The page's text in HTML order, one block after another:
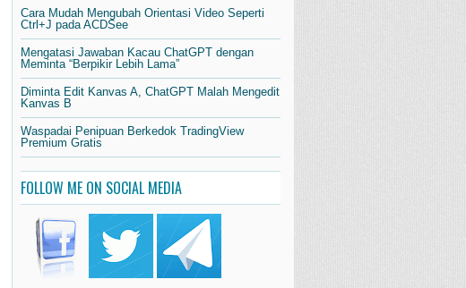
Cara Mudah Mengubah Orientasi Video Seperti
Ctrl+J pada ACDSee
Mengatasi Jawaban Kacau ChatGPT dengan
Meminta “Berpikir Lebih Lama”
Diminta Edit Kanvas A, ChatGPT Malah Mengedit
Kanvas B
Waspadai Penipuan Berkedok TradingView
Premium Gratis
FOLLOW ME ON SOCIAL MEDIA